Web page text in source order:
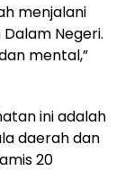
menjalani
Negeri.
mental,”
ini adalah
daerah dan
20